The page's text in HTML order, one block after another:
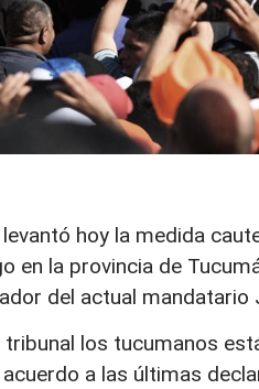
hoy la medida
en la provincia de
del actual mandatario
los tucumanos
a las últimas